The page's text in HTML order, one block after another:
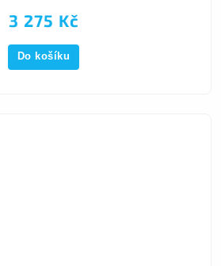
3 275 Kč
Do košíku